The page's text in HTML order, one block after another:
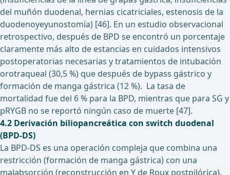
del muñón duodenal, hernias cicatriciales, estenosis de la
duodenoyeyunostomía) [46]. En un estudio observacional
retrospectivo, después de BPD se encontró un porcentaje
claramente más alto de estancias en cuidados intensivos
postoperatorias necesarias y tratamientos de intubación
orotraqueal (30,5 %) que después de bypass gástrico y
formación de manga gástrica (12 %). La tasa de
mortalidad fue del 6 % para la BPD, mientras que para SG y
pRYGB no se reportó ningún caso de muerte [47].
4.2 Derivación biliopancreática con switch duodenal
(BPD-DS)
La BPD-DS es una operación compleja que combina una
restricción (formación de manga gástrica) con una
malabsorción (reconstrucción en Y de Roux postpilórica).